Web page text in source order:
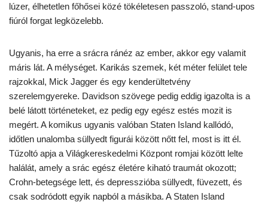
lúzer, élhetetlen főhősei közé tökéletesen passzoló, stand-upos
fiúról forgat legközelebb.
Ugyanis, ha erre a srácra ránéz az ember, akkor egy valamit
máris lát. A mélységet. Karikás szemek, két méter felület tele
rajzokkal, Mick Jagger és egy kenderültetvény
szerelemgyereke. Davidson szövege pedig eddig igazolta is a
belé látott történeteket, ez pedig egy egész estés mozit is
megért. A komikus ugyanis valóban Staten Island kallódó,
időtlen unalomba süllyedt figurái között nőtt fel, most is itt él.
Tűzoltó apja a Világkereskedelmi Központ romjai között lelte
halálát, amely a srác egész életére kiható traumát okozott;
Crohn-betegsége lett, és depresszióba süllyedt, füvezett, és
csak sodródott egyik napból a másikba. A Staten Island